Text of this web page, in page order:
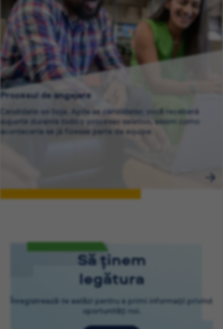
Procesul de angajare
Candidate-se hoje. Após se candidatar, você receberá
suporte durante todo o processo seletivo, assim como
aconteceria se já fizesse parte da equipe.
Să ținem
legătura
Înregistrează-te astăzi pentru a primi informații privind
oportunități noi.